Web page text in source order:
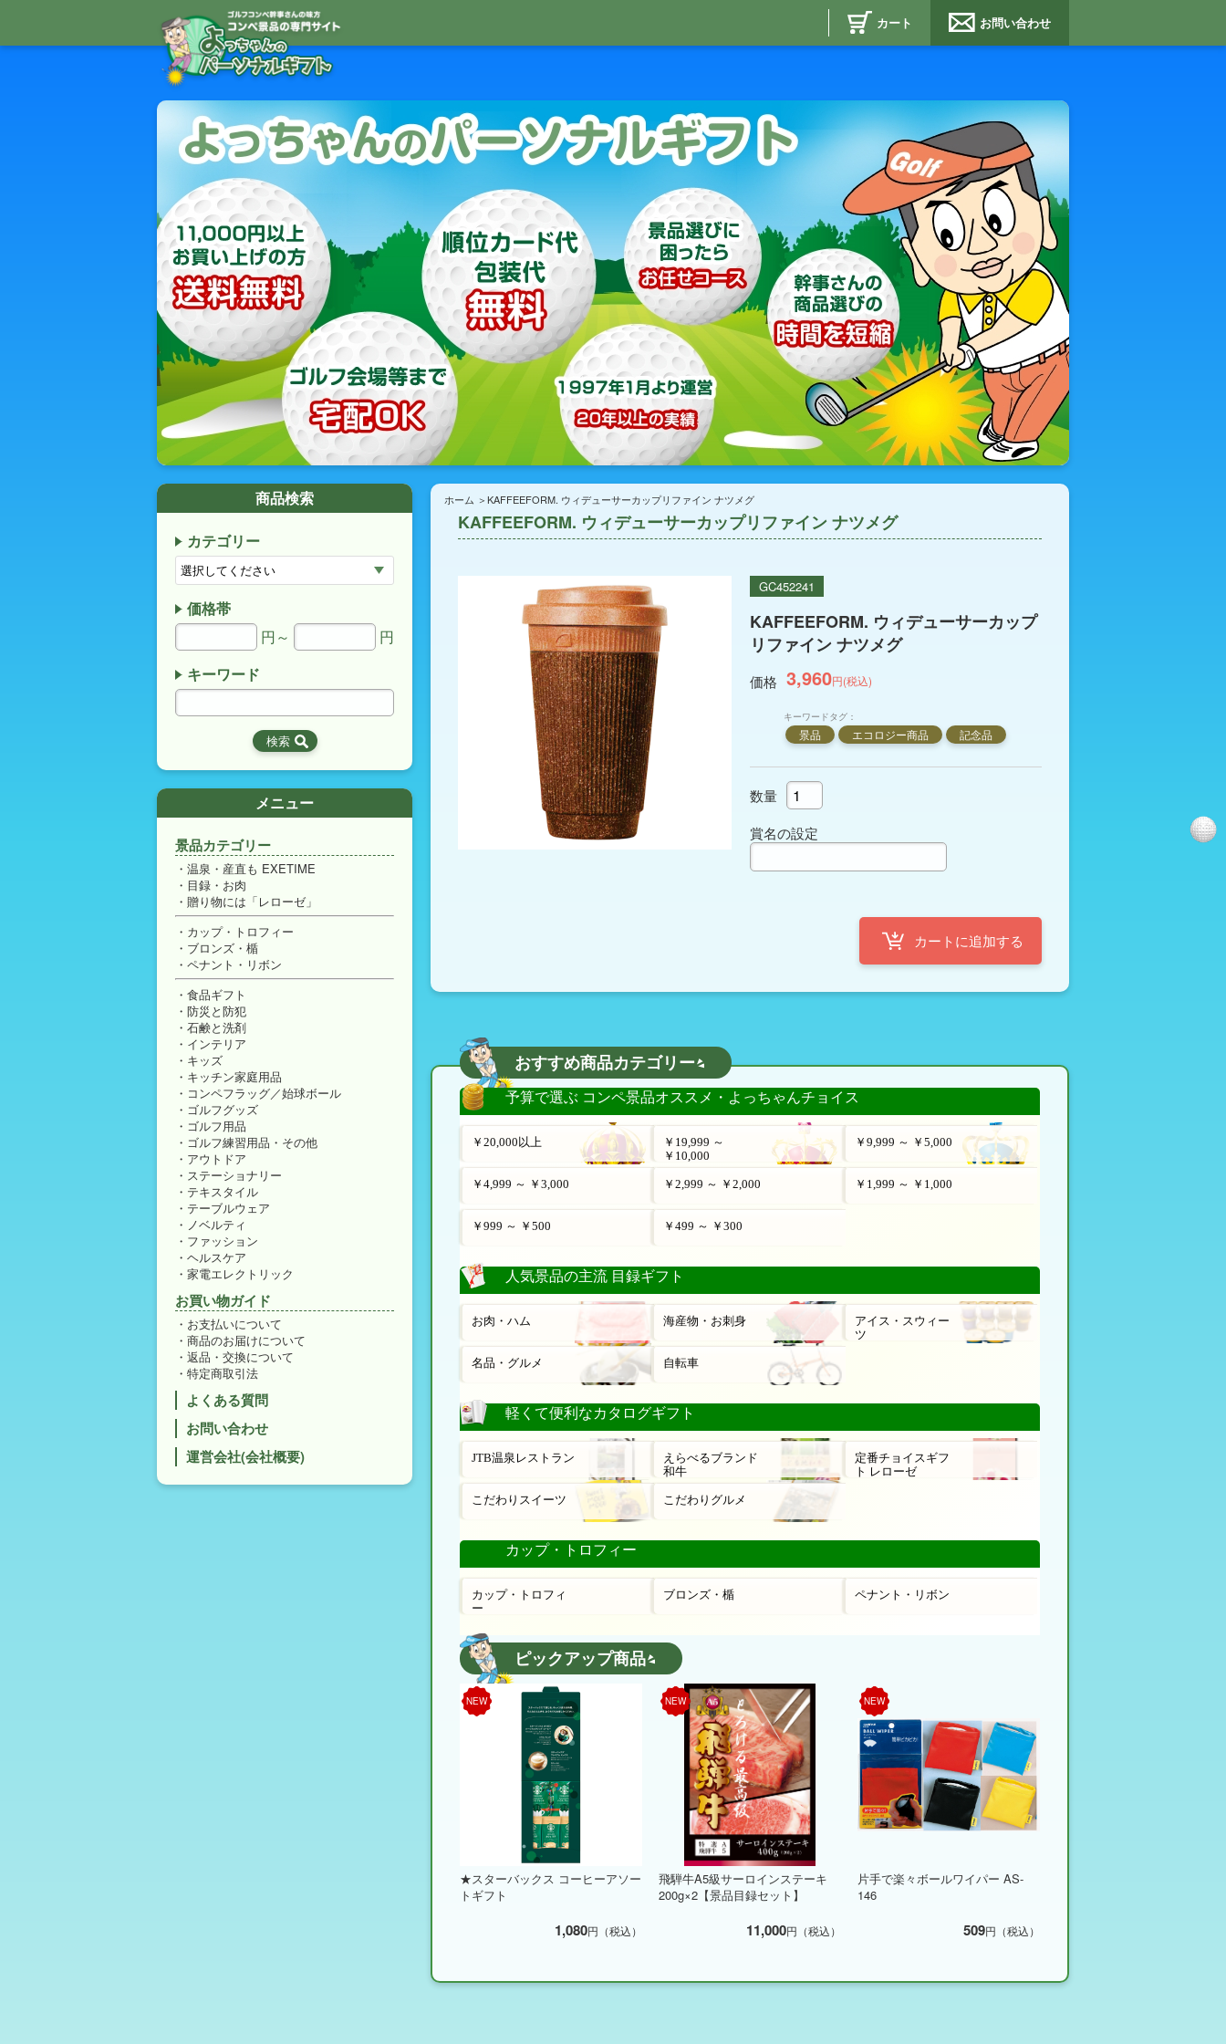
カート お問い合わせ
KAFFEEFORM. ウィデューサーカップリファイン ナツメグ
ホーム KAFFEEFORM. ウィデューサーカップリファイン ナツメグ
GC452241
KAFFEEFORM. ウィデューサーカップ
リファイン ナツメグ
価格 3,960円(税込)
キーワードタグ：
景品 エコロジー商品 記念品
数量
賞名の設定
おすすめ商品カテゴリー
予算で選ぶ コンペ景品オススメ・よっちゃんチョイス
￥20,000以上
￥19,999 ～
￥10,000
￥9,999 ～ ￥5,000
￥4,999 ～ ￥3,000 ￥2,999 ～ ￥2,000 ￥1,999 ～ ￥1,000
￥999 ～ ￥500 ￥499 ～ ￥300
人気景品の主流 目録ギフト
お肉・ハム 海産物・お刺身
アイス・スウィー
ツ
名品・グルメ 自転車
軽くて便利なカタログギフト
JTB温泉レストラン
えらべるブランド
和牛
定番チョイスギフ
ト レローゼ
こだわりスイーツ こだわりグルメ
カップ・トロフィー
カップ・トロフィ
ー
ブロンズ・楯 ペナント・リボン
ピックアップ商品
NEW
★スターバックス コーヒーアソー
トギフト
1,080円（税込）
NEW
飛騨牛A5級サーロインステーキ
200g×2【景品目録セット】
11,000円（税込）
NEW
片手で楽々ボールワイパー AS-
146
509円（税込）
商品検索
カテゴリー
価格帯
円～
円
キーワード
メニュー
景品カテゴリー
温泉・産直も EXETIME
目録・お肉
贈り物には「レローゼ」
カップ・トロフィー
ブロンズ・楯
ペナント・リボン
食品ギフト
防災と防犯
石鹸と洗剤
インテリア
キッズ
キッチン家庭用品
コンペフラッグ／始球ボール
ゴルフグッズ
ゴルフ用品
ゴルフ練習用品・その他
アウトドア
ステーショナリー
テキスタイル
テーブルウェア
ノベルティ
ファッション
ヘルスケア
家電エレクトリック
お買い物ガイド
お支払いについて
商品のお届けについて
返品・交換について
特定商取引法
よくある質問
お問い合わせ
運営会社(会社概要)